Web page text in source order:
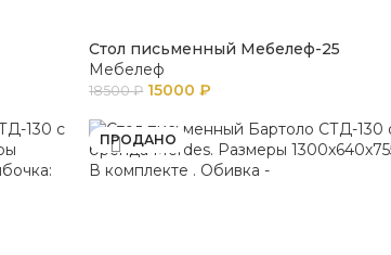
Стол письменный Мебелеф-25
Мебелеф
18500₽ 15000₽
ПРОДАНО